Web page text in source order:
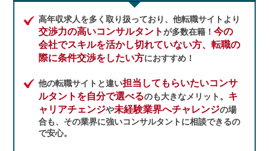
高年収求人を多く取り扱っており、他転職サイトより
交渉力の高いコンサルタントが多数在籍！今の
会社でスキルを活かし切れていない方、転職の
際に条件交渉をしたい方におすすめ！
他の転職サイトと違い担当してもらいたいコンサ
ルタントを自分で選べるのも大きなメリット。 キ
ャリアチェンジや未経験業界へチャレンジの場
合も、その業界に強いコンサルタントに相談できるの
で安心。